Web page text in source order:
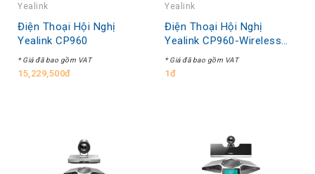
Yealink
Điện Thoại Hội Nghị
Yealink CP960
* Giá đã bao gồm VAT
15,229,500đ
Yealink
Điện Thoại Hội Nghị
Yealink CP960-Wireless
Mic
* Giá đã bao gồm VAT
1đ